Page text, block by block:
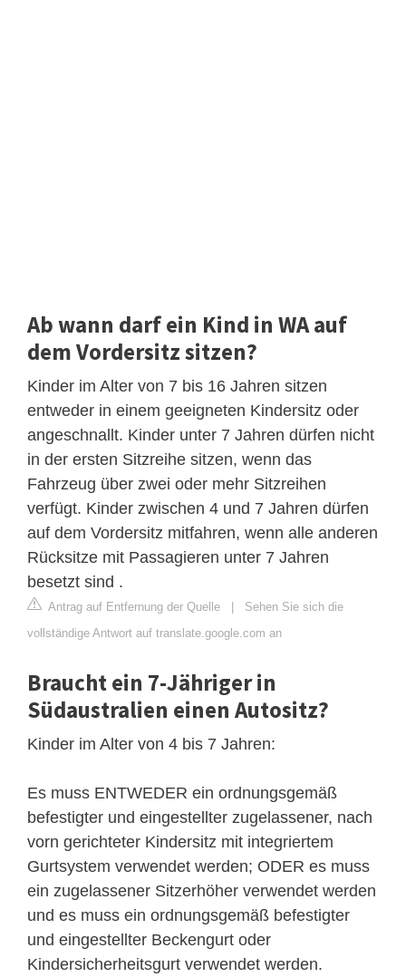
Ab wann darf ein Kind in WA auf
dem Vordersitz sitzen?
Kinder im Alter von 7 bis 16 Jahren sitzen
entweder in einem geeigneten Kindersitz oder
angeschnallt. Kinder unter 7 Jahren dürfen nicht
in der ersten Sitzreihe sitzen, wenn das
Fahrzeug über zwei oder mehr Sitzreihen
verfügt. Kinder zwischen 4 und 7 Jahren dürfen
auf dem Vordersitz mitfahren, wenn alle anderen
Rücksitze mit Passagieren unter 7 Jahren
besetzt sind .
Antrag auf Entfernung der Quelle | Sehen Sie sich die
vollständige Antwort auf translate.google.com an
Braucht ein 7-Jähriger in
Südaustralien einen Autositz?
Kinder im Alter von 4 bis 7 Jahren:
Es muss ENTWEDER ein ordnungsgemäß
befestigter und eingestellter zugelassener, nach
vorn gerichteter Kindersitz mit integriertem
Gurtsystem verwendet werden; ODER es muss
ein zugelassener Sitzerhöher verwendet werden
und es muss ein ordnungsgemäß befestigter
und eingestellter Beckengurt oder
Kindersicherheitsgurt verwendet werden.